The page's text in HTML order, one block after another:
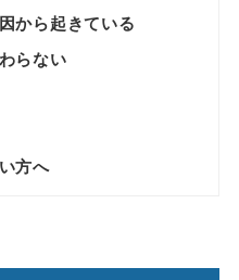
から起きている
らない
方へ